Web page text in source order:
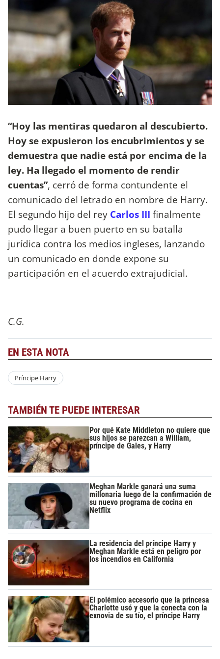
“Hoy las mentiras quedaron al descubierto.
Hoy se expusieron los encubrimientos y se
demuestra que nadie está por encima de la
ley. Ha llegado el momento de rendir
cuentas”, cerró de forma contundente el
comunicado del letrado en nombre de Harry.
El segundo hijo del rey Carlos III finalmente
pudo llegar a buen puerto en su batalla
jurídica contra los medios ingleses, lanzando
un comunicado en donde expone su
participación en el acuerdo extrajudicial.
C.G.
EN ESTA NOTA
Príncipe Harry
TAMBIÉN TE PUEDE INTERESAR
Por qué Kate Middleton no quiere que
sus hijos se parezcan a William,
príncipe de Gales, y Harry
Meghan Markle ganará una suma
millonaria luego de la confirmación de
su nuevo programa de cocina en
Netflix
La residencia del príncipe Harry y
Meghan Markle está en peligro por
los incendios en California
El polémico accesorio que la princesa
Charlotte usó y que la conecta con la
exnovia de su tío, el príncipe Harry